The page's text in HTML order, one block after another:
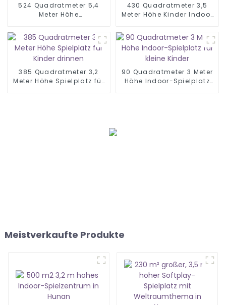
524 Quadratmeter 5,4
Meter Höhe
Spielplatz
430 Quadratmeter 3,5
Meter Höhe Kinder Indoor
385 Quadratmeter 3,2
Meter Höhe Spielplatz für
90 Quadratmeter 3 Meter
Höhe Indoor-Spielplatz
Meistverkaufte Produkte